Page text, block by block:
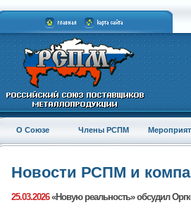
О Союзе Члены РСПМ
Новости РСПМ и
25.03.2026«Новую реальность» обсудил